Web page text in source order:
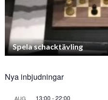
Spela schacktävling
Nya inbjudningar
AUG 13:00 -22:00